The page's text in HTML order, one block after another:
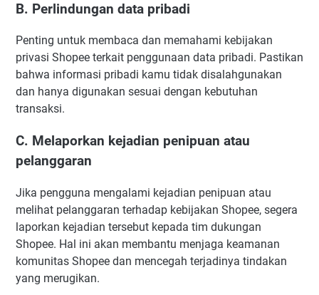
B. Perlindungan data pribadi
Penting untuk membaca dan memahami kebijakan
privasi Shopee terkait penggunaan data pribadi. Pastikan
bahwa informasi pribadi kamu tidak disalahgunakan
dan hanya digunakan sesuai dengan kebutuhan
transaksi.
C. Melaporkan kejadian penipuan atau
pelanggaran
Jika pengguna mengalami kejadian penipuan atau
melihat pelanggaran terhadap kebijakan Shopee, segera
laporkan kejadian tersebut kepada tim dukungan
Shopee. Hal ini akan membantu menjaga keamanan
komunitas Shopee dan mencegah terjadinya tindakan
yang merugikan.